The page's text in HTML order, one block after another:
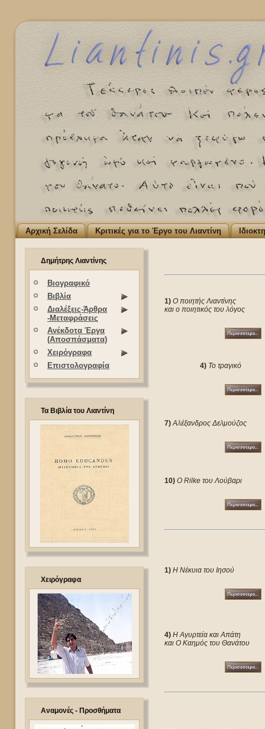
Αρχική Σελίδα Κριτικές για το Έργο του Λιαντίνη
Δημήτρης Λιαντίνης
Βιογραφικό
Βιβλία
Διαλέξεις-Άρθρα
-Μεταφράσεις
Ανέκδοτα Έργα
(Αποσπάσματα)
Χειρόγραφα
Επιστολογραφία
Τα Βιβλία του Λιαντίνη
Χειρόγραφα
Αναμονές - Προσθήματα
1) Ο ποιητής Λιαντίνης
και ο ποιητικός του λόγος
4) Το τραγικό
7) Αλέξανδρος Δελμούζος
10) Ο Rilke του Λούβαρι
1) Η Νέκυια του Ιησού
4) Η Αγυρτεία και Απάτη
και Ο Καημός του Θανάτου